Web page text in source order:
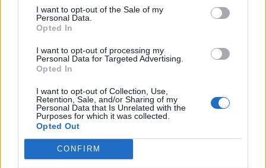
I want to opt-out of the Sale of my
Personal Data.
Opted In
I want to opt-out of processing my
Personal Data for Targeted Advertising.
Opted In
I want to opt-out of Collection, Use,
Retention, Sale, and/or Sharing of my
Personal Data that Is Unrelated with the
Purposes for which it was collected.
Opted Out
CONFIRM
In evidenza